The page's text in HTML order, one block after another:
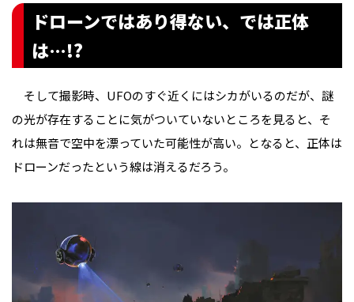
ドローンではあり得ない、では正体
は…!?
そして撮影時、UFOのすぐ近くにはシカがいるのだが、謎
の光が存在することに気がついていないところを見ると、そ
れは無音で空中を漂っていた可能性が高い。となると、正体は
ドローンだったという線は消えるだろう。